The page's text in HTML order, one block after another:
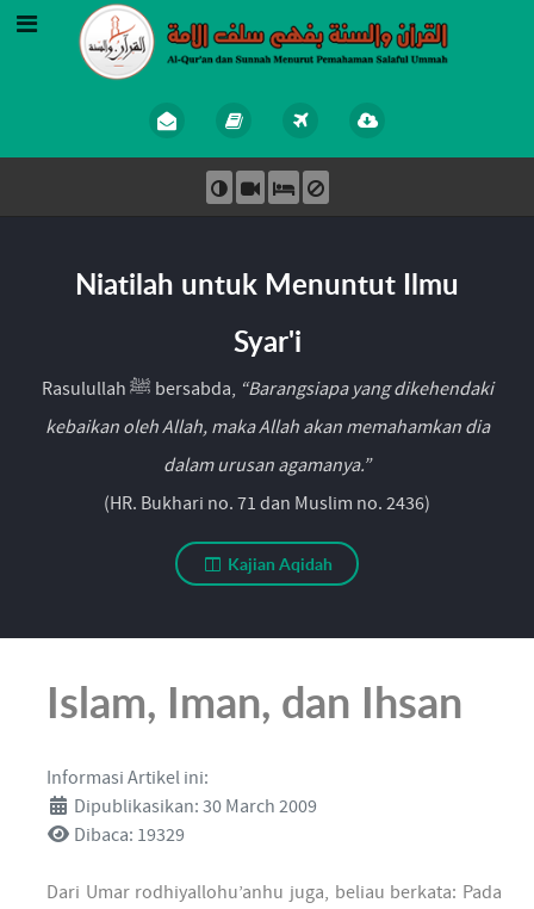
Niatilah untuk Menuntut Ilmu
Syar'i
Rasulullah ﷺ bersabda, “Barangsiapa yang dikehendaki
kebaikan oleh Allah, maka Allah akan memahamkan dia
dalam urusan agamanya.”
(HR. Bukhari no. 71 dan Muslim no. 2436)
Kajian Aqidah
Islam, Iman, dan Ihsan
Informasi Artikel ini:
Dipublikasikan: 30 March 2009
Dibaca: 19329
Dari Umar rodhiyallohu’anhu juga, beliau berkata: Pada